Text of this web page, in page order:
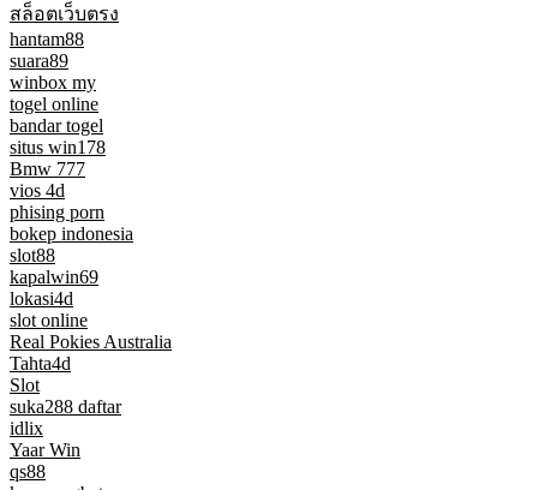
สล็อตเว็บตรง
hantam88
suara89
winbox my
togel online
bandar togel
situs win178
Bmw 777
vios 4d
phising porn
bokep indonesia
slot88
kapalwin69
lokasi4d
slot online
Real Pokies Australia
Tahta4d
Slot
suka288 daftar
idlix
Yaar Win
qs88